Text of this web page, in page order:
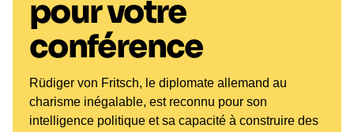
pour votre
conférence
Rüdiger von Fritsch, le diplomate allemand au
charisme inégalable, est reconnu pour son
intelligence politique et sa capacité à construire des